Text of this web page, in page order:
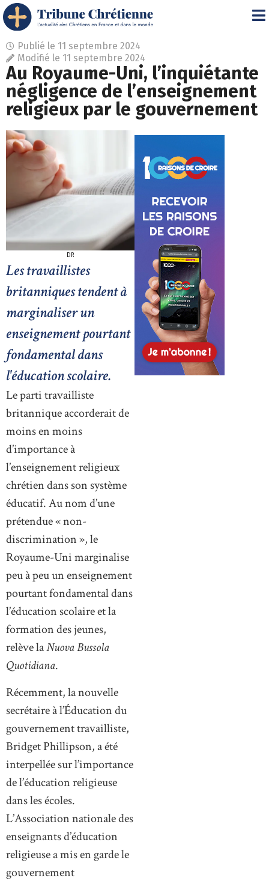
Publié le 11 septembre 2024
Modifié le 11 septembre 2024
Au Royaume-Uni, l’inquiétante
négligence de l’enseignement
religieux par le gouvernement
DR
Les travaillistes
britanniques tendent à
marginaliser un
enseignement pourtant
fondamental dans
l'éducation scolaire.
Le parti travailliste
britannique accorderait de
moins en moins
d’importance à
l’enseignement religieux
chrétien dans son système
éducatif. Au nom d’une
prétendue « non-
discrimination », le
Royaume-Uni marginalise
peu à peu un enseignement
pourtant fondamental dans
l’éducation scolaire et la
formation des jeunes,
relève laNuova Bussola
Quotidiana.
Récemment, la nouvelle
secrétaire à l’Éducation du
gouvernement travailliste,
Bridget Phillipson, a été
interpellée sur l’importance
de l’éducation religieuse
dans les écoles.
L’Association nationale des
enseignants d’éducation
religieuse a mis en garde le
gouvernement